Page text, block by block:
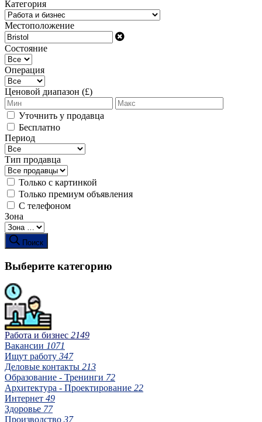
Категория
Местоположение
Состояние
Операция
Ценовой диапазон (£)
Уточнить у продавца
Бесплатно
Период
Тип продавца
Только с картинкой
Только премиум объявления
С телефоном
Зона
Поиск
Выберите категорию
Работа и бизнес 2149
Вакансии 1071
Ищут работу 347
Деловые контакты 213
Образование - Тренинги 72
Архитектура - Проектирование 22
Интернет 49
Здоровье 77
Производство 37